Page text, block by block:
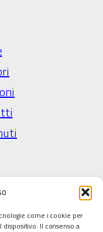
come i cookie per
Il consenso a